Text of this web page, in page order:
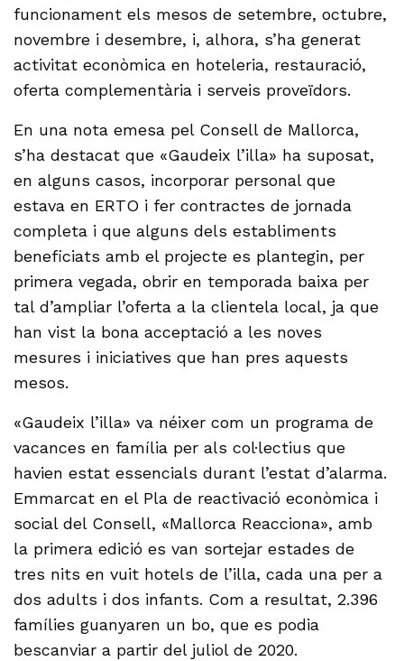
funcionament els mesos de setembre, octubre,
novembre i desembre, i, alhora, s’ha generat
activitat econòmica en hoteleria, restauració,
oferta complementària i serveis proveïdors.
En una nota emesa pel Consell de Mallorca,
s’ha destacat que «Gaudeix l’illa» ha suposat,
en alguns casos, incorporar personal que
estava en ERTO i fer contractes de jornada
completa i que alguns dels establiments
beneficiats amb el projecte es plantegin, per
primera vegada, obrir en temporada baixa per
tal d’ampliar l’oferta a la clientela local, ja que
han vist la bona acceptació a les noves
mesures i iniciatives que han pres aquests
mesos.
«Gaudeix l’illa» va néixer com un programa de
vacances en família per als col·lectius que
havien estat essencials durant l’estat d’alarma.
Emmarcat en el Pla de reactivació econòmica i
social del Consell, «Mallorca Reacciona», amb
la primera edició es van sortejar estades de
tres nits en vuit hotels de l’illa, cada una per a
dos adults i dos infants. Com a resultat, 2.396
famílies guanyaren un bo, que es podia
bescanviar a partir del juliol de 2020.